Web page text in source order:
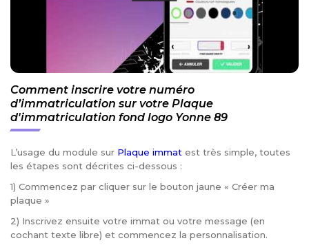
Comment inscrire votre numéro
d’immatriculation sur votre Plaque
d'immatriculation fond logo Yonne 89
L’usage du module sur Plaque immat est très simple, toutes
les étapes sont décrites ci-dessous :
1) Commencez par cliquer sur le bouton jaune « Créer ma
plaque »
2) Inscrivez ensuite votre immat ou votre message (en
cochant texte libre) et commencez la personnalisation.